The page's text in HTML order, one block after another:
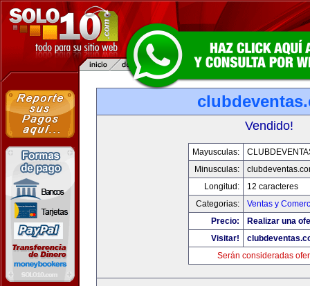
Vendido!
Mayusculas:
Minusculas:
Longitud:
12 caracteres
Categorias:
Ventas y
Precio:
Realizar una
Visitar!
Serán consideradas